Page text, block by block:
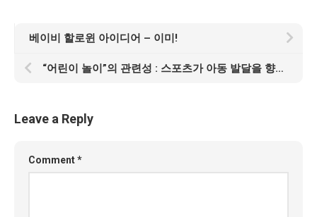
베이비 할로윈 아이디어 – 이미!
“어린이 놀이”의 관련성 : 스포츠가 아동 발달을 향상시키는 방법
Leave a Reply
Comment*